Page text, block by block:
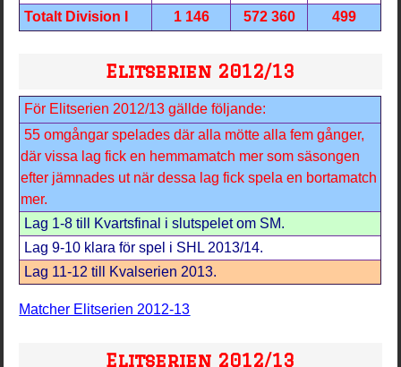
Totalt Division I
1 146 572 360 499
Elitserien 2012/13
För Elitserien 2012/13 gällde följande:
55 omgångar spelades där alla mötte alla fem gånger,
där vissa lag fick en hemmamatch mer som säsongen
efter jämnades ut när dessa lag fick spela en bortamatch
mer.
Lag 1-8 till Kvartsfinal i slutspelet om SM.
Lag 9-10 klara för spel i SHL 2013/14.
Lag 11-12 till Kvalserien 2013.
Matcher Elitserien 2012-13
Elitserien 2012/13